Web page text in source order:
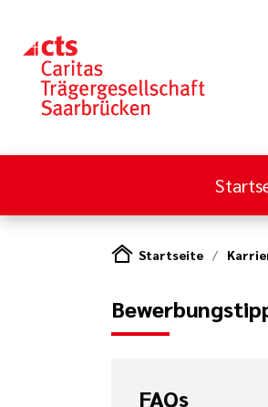
Startseite
FAQs